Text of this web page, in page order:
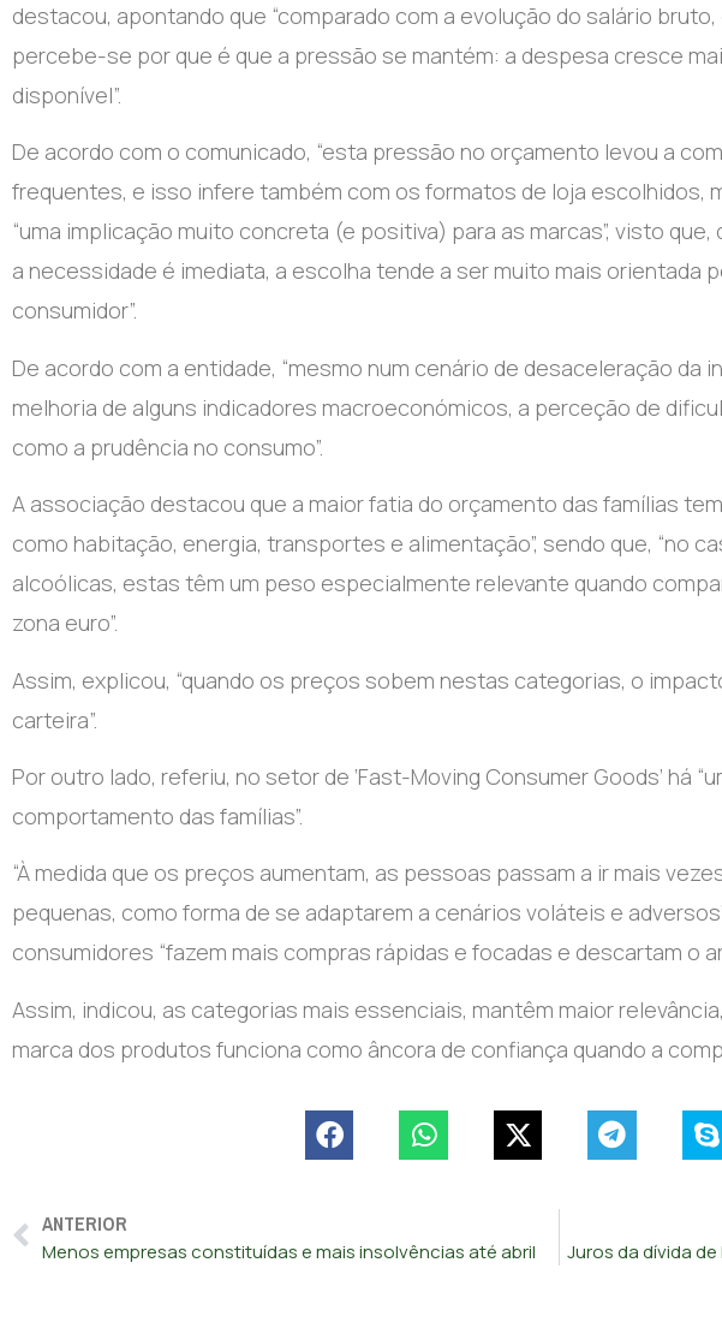
destacou, apontando que “comparado com a evolução do salário
percebe-se por que é que a pressão se mantém: a despesa cresce
disponível”.
De acordo com o comunicado, “esta pressão no orçamento levou a
frequentes, e isso infere também com os formatos de loja escolhidos,
“uma implicação muito concreta (e positiva) para as marcas”, visto
a necessidade é imediata, a escolha tende a ser muito mais orientada
consumidor”.
De acordo com a entidade, “mesmo num cenário de desaceleração da
melhoria de alguns indicadores macroeconómicos, a perceção de
como a prudência no consumo”.
A associação destacou que a maior fatia do orçamento das famílias
como habitação, energia, transportes e alimentação”, sendo que, “no
alcoólicas, estas têm um peso especialmente relevante quando
zona euro”.
Assim, explicou, “quando os preços sobem nestas categorias, o
carteira”.
Por outro lado, referiu, no setor de ‘Fast-Moving Consumer Goods’ há
comportamento das famílias”.
“À medida que os preços aumentam, as pessoas passam a ir mais
pequenas, como forma de se adaptarem a cenários voláteis e
consumidores “fazem mais compras rápidas e focadas e descartam o
Assim, indicou, as categorias mais essenciais, mantêm maior
marca dos produtos funciona como âncora de confiança quando a
ANTERIOR
Menos empresas constituídas e mais insolvências até abril Juros da dívida